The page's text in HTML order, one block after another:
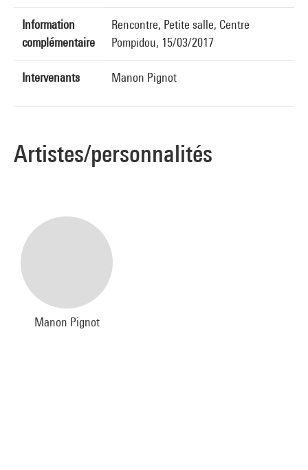
Information
complémentaire
Rencontre, Petite salle, Centre
Pompidou, 15/03/2017
Intervenants Manon Pignot
Artistes/personnalités
Manon Pignot